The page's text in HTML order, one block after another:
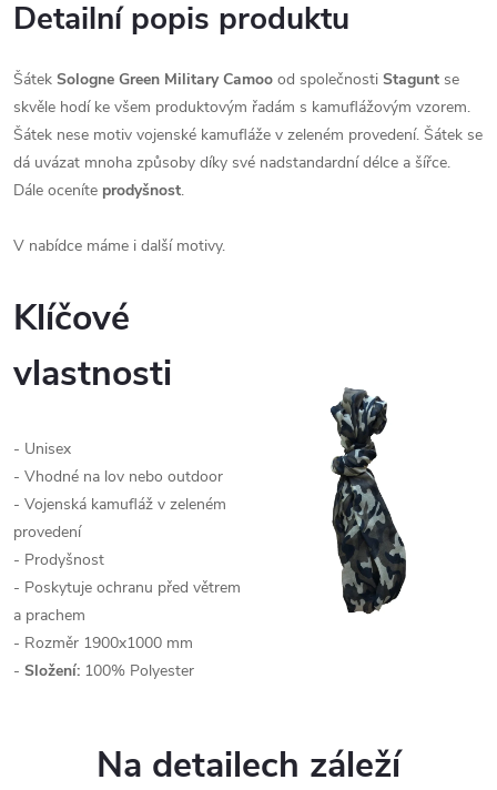
Detailní popis produktu
Šátek Sologne Green Military Camoo od společnosti Stagunt se
skvěle hodí ke všem produktovým řadám s kamuflážovým vzorem.
Šátek nese motiv vojenské kamufláže v zeleném provedení. Šátek se
dá uvázat mnoha způsoby díky své nadstandardní délce a šířce.
Dále oceníte prodyšnost.
V nabídce máme i další motivy.
Klíčové
vlastnosti
- Unisex
- Vhodné na lov nebo outdoor
- Vojenská kamufláž v zeleném
provedení
- Prodyšnost
- Poskytuje ochranu před větrem
a prachem
- Rozměr 1900x1000 mm
- Složení: 100% Polyester
Na detailech záleží